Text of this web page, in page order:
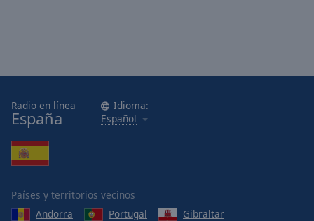
Radio en línea
España
Idioma:
Español
Países y territorios vecinos
Andorra
Portugal
Gibraltar